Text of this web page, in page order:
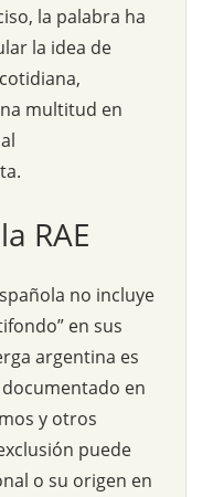
la palabra ha
la idea de
multitud en
RAE
no incluye
en sus
argentina es
en
y otros
puede
o su origen en